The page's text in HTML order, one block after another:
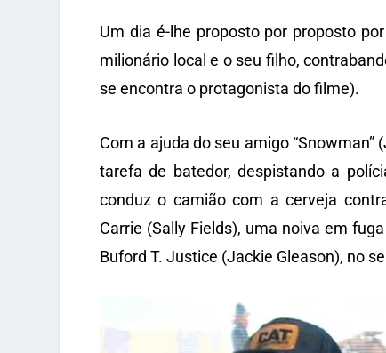
Um dia é-lhe proposto por proposto
milionário local e o seu filho,
se encontra o protagonista do filme).
Com a ajuda do seu amigo “Snowman”
tarefa de batedor, despistando a
conduz o camião com a cerveja
Carrie (Sally Fields), uma noiva em
Buford T. Justice (Jackie Gleason), no